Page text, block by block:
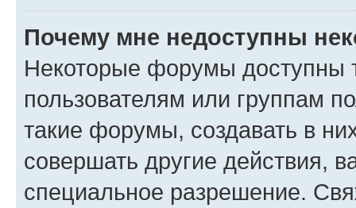
Почему мне недоступны
Некоторые форумы доступны
пользователям или группам
такие форумы, создавать в
совершать другие действия,
специальное разрешение.